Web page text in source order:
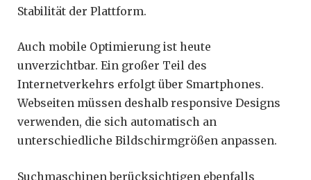
Stabilität der Plattform.
Auch mobile Optimierung ist heute
unverzichtbar. Ein großer Teil des
Internetverkehrs erfolgt über Smartphones.
Webseiten müssen deshalb responsive Designs
verwenden, die sich automatisch an
unterschiedliche Bildschirmgrößen anpassen.
Suchmaschinen berücksichtigen ebenfalls